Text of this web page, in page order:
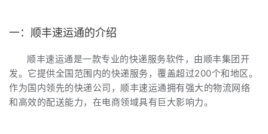
一：顺丰速运通的介绍
顺丰速运通是一款专业的快递服务软件，由顺丰集团开
发。它提供全国范围内的快递服务，覆盖超过200个和地区。
作为国内领先的快递公司，顺丰速运通拥有强大的物流网络
和高效的配送能力，在电商领域具有巨大影响力。